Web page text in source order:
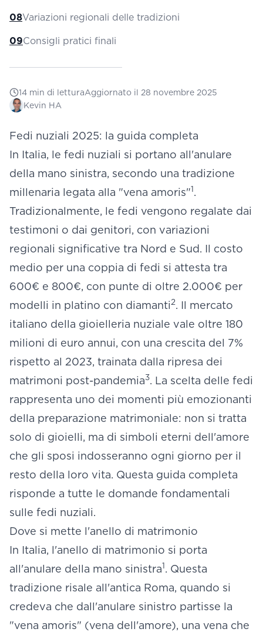
08Variazioni regionali delle tradizioni
09Consigli pratici finali
14 min di letturaAggiornato il 28 novembre 2025
Kevin HA
Fedi nuziali 2025: la guida completa
In Italia, le fedi nuziali si portano all'anulare
della mano sinistra, secondo una tradizione
millenaria legata alla "vena amoris"1.
Tradizionalmente, le fedi vengono regalate dai
testimoni o dai genitori, con variazioni
regionali significative tra Nord e Sud. Il costo
medio per una coppia di fedi si attesta tra
600€ e 800€, con punte di oltre 2.000€ per
modelli in platino con diamanti2. Il mercato
italiano della gioielleria nuziale vale oltre 180
milioni di euro annui, con una crescita del 7%
rispetto al 2023, trainata dalla ripresa dei
matrimoni post-pandemia3. La scelta delle fedi
rappresenta uno dei momenti più emozionanti
della preparazione matrimoniale: non si tratta
solo di gioielli, ma di simboli eterni dell'amore
che gli sposi indosseranno ogni giorno per il
resto della loro vita. Questa guida completa
risponde a tutte le domande fondamentali
sulle fedi nuziali.
Dove si mette l'anello di matrimonio
In Italia, l'anello di matrimonio si porta
all'anulare della mano sinistra1. Questa
tradizione risale all'antica Roma, quando si
credeva che dall'anulare sinistro partisse la
"vena amoris" (vena dell'amore), una vena che